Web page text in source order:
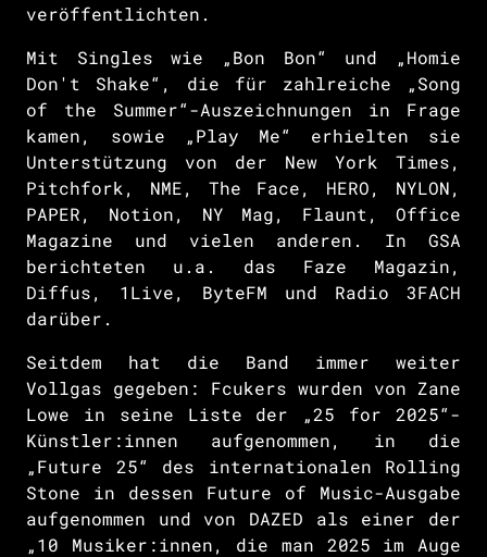
veröffentlichten.
Mit Singles wie „Bon Bon“ und „Homie
Don't Shake“, die für zahlreiche „Song
of the Summer“-Auszeichnungen in Frage
kamen, sowie „Play Me“ erhielten sie
Unterstützung von der New York Times,
Pitchfork, NME, The Face, HERO, NYLON,
PAPER, Notion, NY Mag, Flaunt, Office
Magazine und vielen anderen. In GSA
berichteten u.a. das Faze Magazin,
Diffus, 1Live, ByteFM und Radio 3FACH
darüber.
Seitdem hat die Band immer weiter
Vollgas gegeben: Fcukers wurden von Zane
Lowe in seine Liste der „25 for 2025“-
Künstler:innen aufgenommen, in die
„Future 25“ des internationalen Rolling
Stone in dessen Future of Music-Ausgabe
aufgenommen und von DAZED als einer der
„10 Musiker:innen, die man 2025 im Auge